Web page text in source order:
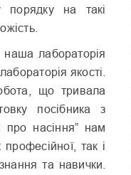
порядку на такі
лабораторія
якості.
що тривала
посібника з
про насіння” нам
так і
та навички.